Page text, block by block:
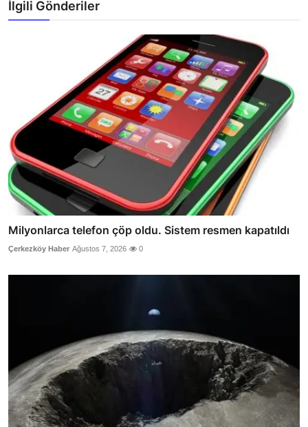
İlgili Gönderiler
Milyonlarca telefon çöp oldu. Sistem resmen kapatıldı
Çerkezköy Haber Ağustos 7, 2026 0